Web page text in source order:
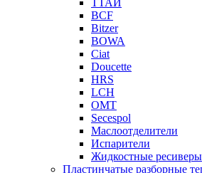
ТТАИ
BCF
Bitzer
BOWA
Ciat
Doucette
HRS
LCH
OMT
Secespol
Маслоотделители
Испарители
Жидкостные ресиверы
Пластинчатые разборные